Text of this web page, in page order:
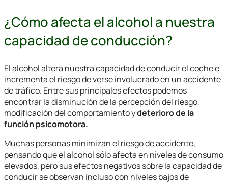
¿Cómo afecta el alcohol a nuestra
capacidad de conducción?
El alcohol altera nuestra capacidad de conducir el coche e
incrementa el riesgo de verse involucrado en un accidente
de tráfico. Entre sus principales efectos podemos
encontrar la disminución de la percepción del riesgo,
modificación del comportamiento ydeterioro de la
función psicomotora.
Muchas personas minimizan el riesgo de accidente,
pensando que el alcohol sólo afecta en niveles de consumo
elevados, pero sus efectos negativos sobre la capacidad de
conducir se observan incluso con niveles bajos de